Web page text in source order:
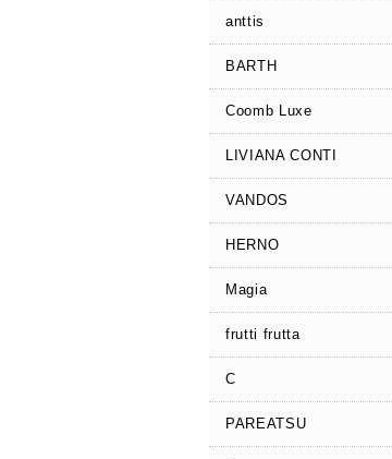
anttis
BARTH
Coomb Luxe
LIVIANA CONTI
VANDOS
HERNO
Magia
frutti frutta
C
PAREATSU